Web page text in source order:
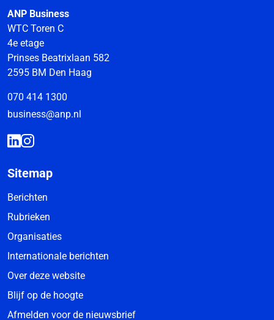
ANP Business
WTC Toren C
4e etage
Prinses Beatrixlaan 582
2595 BM Den Haag
070 414 1300
business@anp.nl
Sitemap
Berichten
Rubrieken
Organisaties
Internationale berichten
Over deze website
Blijf op de hoogte
Afmelden voor de nieuwsbrief